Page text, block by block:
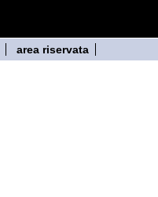
area riservata